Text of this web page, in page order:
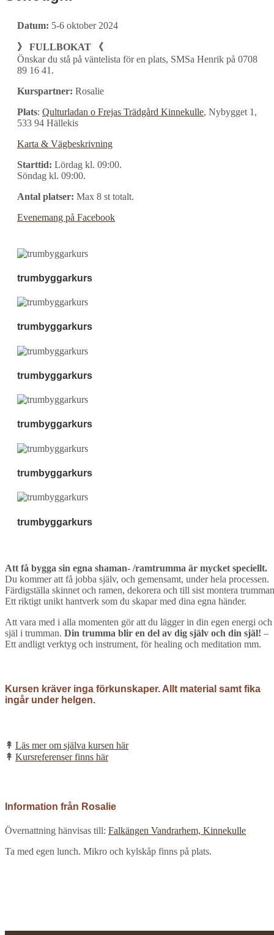
Datum: 5-6 oktober 2024
》 FULLBOKAT 《
Önskar du stå på väntelista för en plats, SMSa Henrik på 0708
89 16 41.
Kurspartner: Rosalie
Plats: Qulturladan o Frejas Trädgård Kinnekulle, Nybygget 1,
533 94 Hällekis
Karta & Vägbeskrivning
Starttid: Lördag kl. 09:00.
Söndag kl. 09:00.
Antal platser: Max 8 st totalt.
Evenemang på Facebook
trumbyggarkurs
trumbyggarkurs
trumbyggarkurs
trumbyggarkurs
trumbyggarkurs
trumbyggarkurs
Att få bygga sin egna shaman- /ramtrumma är mycket speciellt.
Du kommer att få jobba själv, och gemensamt, under hela processen.
Färdigställa skinnet och ramen, dekorera och till sist montera
Ett riktigt unikt hantverk som du skapar med dina egna händer.
Att vara med i alla momenten gör att du lägger in din egen energi och
själ i trumman. Din trumma blir en del av dig själv och din själ! –
Ett andligt verktyg och instrument, för healing och meditation mm.
Kursen kräver inga förkunskaper. Allt material samt fika
ingår under helgen.
↟ Läs mer om själva kursen här
↟ Kursreferenser finns här
Information från Rosalie
Övernattning hänvisas till: Falkängen Vandrarhem, Kinnekulle
Ta med egen lunch. Mikro och kylskåp finns på plats.